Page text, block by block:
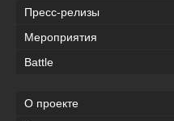
Пресс-релизы
Мероприятия
Battle
О проекте